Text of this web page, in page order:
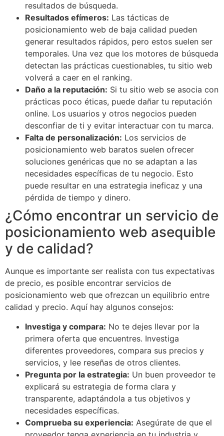
resultados de búsqueda.
Resultados efímeros: Las tácticas de
posicionamiento web de baja calidad pueden
generar resultados rápidos, pero estos suelen ser
temporales. Una vez que los motores de búsqueda
detectan las prácticas cuestionables, tu sitio web
volverá a caer en el ranking.
Daño a la reputación: Si tu sitio web se asocia con
prácticas poco éticas, puede dañar tu reputación
online. Los usuarios y otros negocios pueden
desconfiar de ti y evitar interactuar con tu marca.
Falta de personalización: Los servicios de
posicionamiento web baratos suelen ofrecer
soluciones genéricas que no se adaptan a las
necesidades específicas de tu negocio. Esto
puede resultar en una estrategia ineficaz y una
pérdida de tiempo y dinero.
¿Cómo encontrar un servicio de
posicionamiento web asequible
y de calidad?
Aunque es importante ser realista con tus expectativas
de precio, es posible encontrar servicios de
posicionamiento web que ofrezcan un equilibrio entre
calidad y precio. Aquí hay algunos consejos:
Investiga y compara: No te dejes llevar por la
primera oferta que encuentres. Investiga
diferentes proveedores, compara sus precios y
servicios, y lee reseñas de otros clientes.
Pregunta por la estrategia: Un buen proveedor te
explicará su estrategia de forma clara y
transparente, adaptándola a tus objetivos y
necesidades específicas.
Comprueba su experiencia: Asegúrate de que el